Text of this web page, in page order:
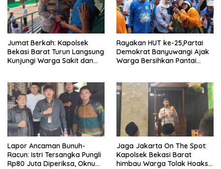
Jumat Berkah: Kapolsek
Bekasi Barat Turun Langsung
Kunjungi Warga Sakit dan
Rayakan HUT ke-25,Partai
Demokrat Banyuwangi Ajak
Warga Bersihkan Pantai
Lapor Ancaman Bunuh-
Racun: Istri Tersangka Pungli
Rp80 Juta Diperiksa, Oknum
Jaga Jakarta On The Spot:
Kapolsek Bekasi Barat
himbau Warga Tolak Hoaks